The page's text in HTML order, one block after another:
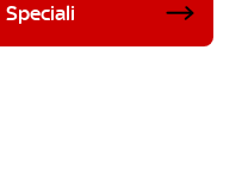
Speciali